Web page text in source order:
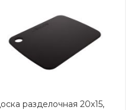
разделочная 20х15,